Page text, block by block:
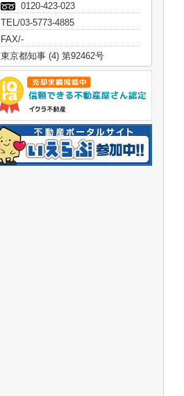
0120-423-023
TEL/03-5773-4885
FAX/-
東京都知事 (4) 第92462号